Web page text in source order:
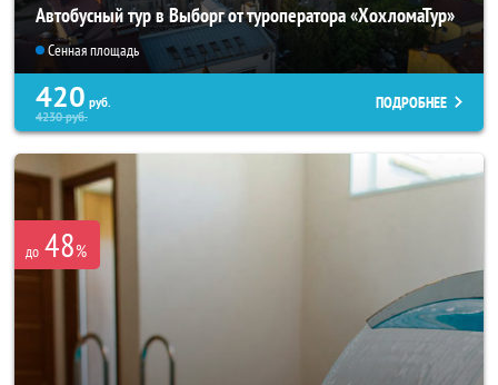
Автобусный тур в Выборг от туроператора «ХохломаТур»
Сенная площадь
420 руб.
4230руб.
ПОДРОБНЕЕ
до 48%